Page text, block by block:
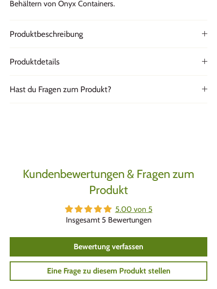
Behältern von Onyx Containers.
Produktbeschreibung
Produktdetails
Hast du Fragen zum Produkt?
Kundenbewertungen & Fragen zum
Produkt
5.00 von 5
Insgesamt 5 Bewertungen
Bewertung verfassen
Eine Frage zu diesem Produkt stellen